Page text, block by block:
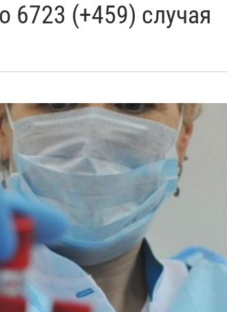
6723 (+459) случая